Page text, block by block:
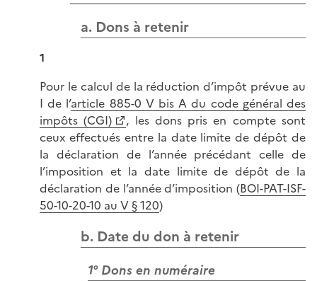
a. Dons à retenir
1
Pour le calcul de la réduction d’impôt prévue au
I de l’article 885-0 V bis A du code général des
impôts (CGI)
, les dons pris en compte sont
ceux effectués entre la date limite de dépôt de
la déclaration de l’année précédant celle de
l’imposition et la date limite de dépôt de la
déclaration de l’année d’imposition (BOI-PAT-ISF-
50-10-20-10 au V § 120)
b. Date du don à retenir
1° Dons en numéraire